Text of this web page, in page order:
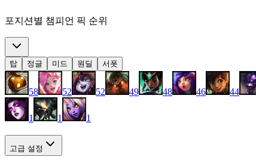
포지션별 챔피언 픽 순위
탑 정글 미드 원딜 서폿
58 52 52 49 48 46 44
1 1 1
고급 설정